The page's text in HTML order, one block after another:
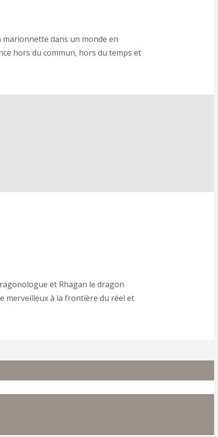
dans un monde en
hors du commun, hors du temps et
et Rhagan le dragon
merveilleux à la frontière du réel et